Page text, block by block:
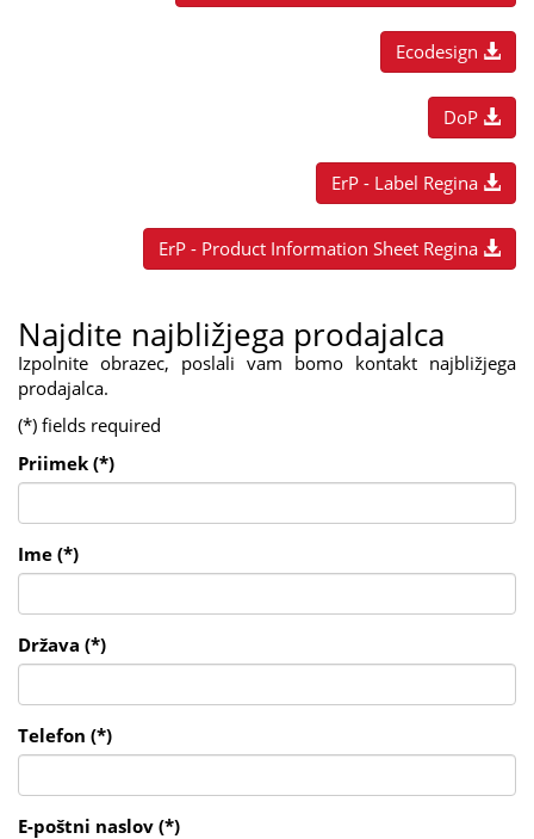
Ecodesign
DoP
ErP - Label Regina
ErP - Product Information Sheet Regina
Najdite najbližjega prodajalca
Izpolnite obrazec, poslali vam bomo kontakt najbližjega
prodajalca.
(*) fields required
Priimek (*)
Ime (*)
Država (*)
Telefon (*)
E-poštni naslov (*)